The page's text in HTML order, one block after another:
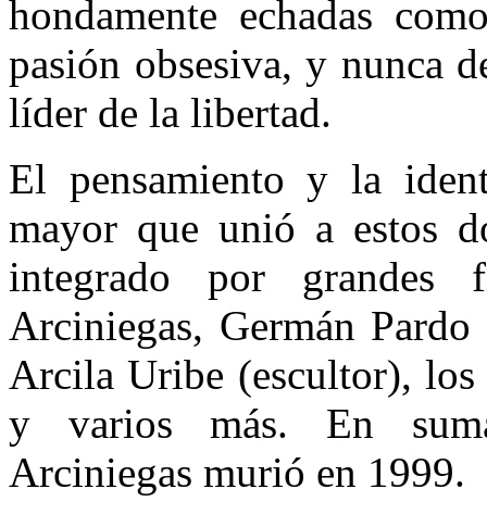
hondamente echadas
pasión obsesiva, y nunca
líder de la libertad.
El pensamiento y la
mayor que unió a estos
integrado por grandes
Arciniegas, Germán
Arcila Uribe (escultor), los
y varios más. En
Arciniegas murió en 1999.